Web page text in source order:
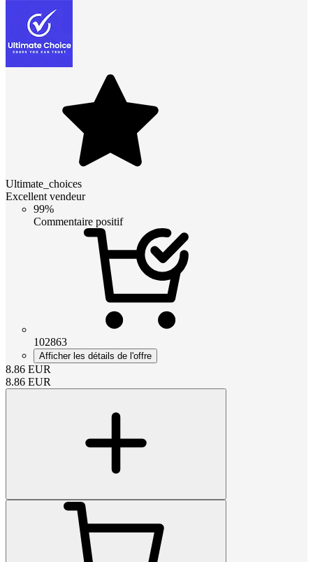
Ultimate_choices
Excellent vendeur
99%
Commentaire positif
102863
Afficher les détails de l'offre
8.86 EUR
8.86 EUR